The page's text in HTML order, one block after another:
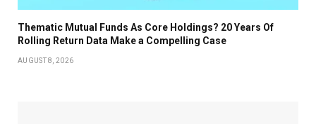
Thematic Mutual Funds As Core Holdings? 20 Years Of
Rolling Return Data Make a Compelling Case
AUGUST 8, 2026